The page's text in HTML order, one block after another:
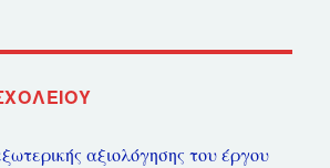
αξιολόγησης του έργου